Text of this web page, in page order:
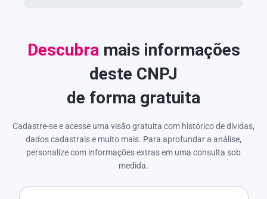
Descubra mais informações
deste CNPJ
de forma gratuita
Cadastre-se e acesse uma visão gratuita com histórico de dívidas,
dados cadastrais e muito mais. Para aprofundar a análise,
personalize com informações extras em uma consulta sob
medida.